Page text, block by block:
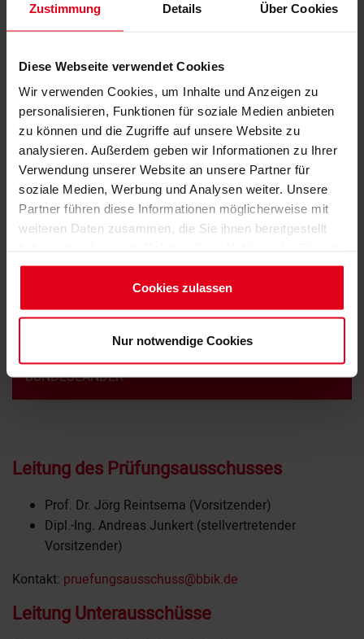
Zustimmung Details Über Cookies
Diese Webseite verwendet Cookies
Wir verwenden Cookies, um Inhalte und Anzeigen zu
personalisieren, Funktionen für soziale Medien anbieten
zu können und die Zugriffe auf unsere Website zu
analysieren. Außerdem geben wir Informationen zu Ihrer
Verwendung unserer Website an unsere Partner für
soziale Medien, Werbung und Analysen weiter. Unsere
Partner führen diese Informationen möglicherweise mit
weiteren Daten zusammen, die Sie ihnen bereitgestellt
gesammelt haben.
Datenschutzerklärung
Cookies zulassen
Nur notwendige Cookies
Auf Grundlage derBrandenburgischen
Prüfsachverständigenverordnung (BbgPrüfSV) vom
19.12.2006 wurde von der BBIK als Anerkennungsbehörde
zur Fertigung von Fachgutachten ein Gutachterausschuss
BUNDESLÄNDER
Leitung des Prüfungsausschusses
Prof. Dr. Jörg Reintsema (Vorsitzender)
Dipl.-Ing. Andreas Junkert (stellvertretender
Vorsitzender)
Kontakt: pruefungsausschuss@bbik.de
Leitung Unterausschüsse